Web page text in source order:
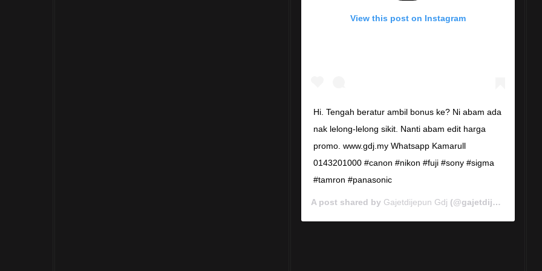
View this post on Instagram
Hi. Tengah beratur ambil bonus ke? Ni abam ada
nak lelong-lelong sikit. Nanti abam edit harga
promo. www.gdj.my Whatsapp Kamarull
0143201000 #canon #nikon #fuji #sony #sigma
#tamron #panasonic
A post shared by Gajetdijepun Gdj (@gajetdijepun) on